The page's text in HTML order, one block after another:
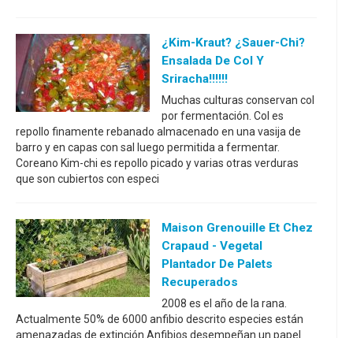
¿Kim-Kraut? ¿Sauer-Chi?
Ensalada De Col Y
Sriracha!!!!!!
Muchas culturas conservan col
por fermentación. Col es
repollo finamente rebanado almacenado en una vasija de
barro y en capas con sal luego permitida a fermentar.
Coreano Kim-chi es repollo picado y varias otras verduras
que son cubiertos con especi
Maison Grenouille Et Chez
Crapaud - Vegetal
Plantador De Palets
Recuperados
2008 es el año de la rana.
Actualmente 50% de 6000 anfibio descrito especies están
amenazadas de extinción.Anfibios desempeñan un papel